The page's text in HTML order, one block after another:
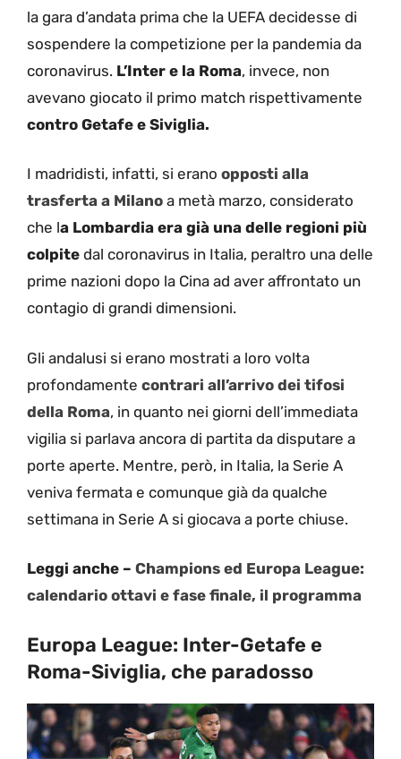
la gara d’andata prima che la UEFA decidesse di
sospendere la competizione per la pandemia da
coronavirus. L’Inter e la Roma, invece, non
avevano giocato il primo match rispettivamente
contro Getafe e Siviglia.
I madridisti, infatti, si erano opposti alla
trasferta a Milano a metà marzo, considerato
che la Lombardia era già una delle regioni più
colpite dal coronavirus in Italia, peraltro una delle
prime nazioni dopo la Cina ad aver affrontato un
contagio di grandi dimensioni.
Gli andalusi si erano mostrati a loro volta
profondamente contrari all’arrivo dei tifosi
della Roma, in quanto nei giorni dell’immediata
vigilia si parlava ancora di partita da disputare a
porte aperte. Mentre, però, in Italia, la Serie A
veniva fermata e comunque già da qualche
settimana in Serie A si giocava a porte chiuse.
Leggi anche – Champions ed Europa League:
calendario ottavi e fase finale, il programma
Europa League: Inter-Getafe e
Roma-Siviglia, che paradosso